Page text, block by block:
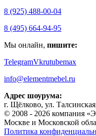
8 (925) 488-00-04
8 (495) 664-94-95
Мы онлайн, пишите:
TelegramVkrutubemax
info@elementmebel.ru
Адрес шоурума:
г. Щёлково, ул.
© 2008 - 2026 компания
Москве и Московской
Политика